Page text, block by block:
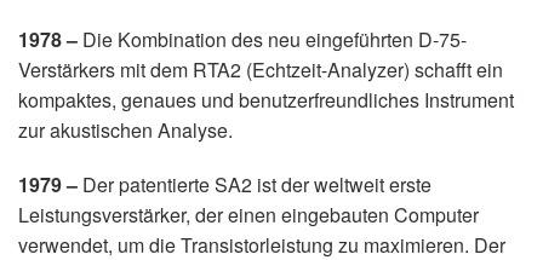
1978 – Die Kombination des neu eingeführten D-75-
Verstärkers mit dem RTA2 (Echtzeit-Analyzer) schafft ein
kompaktes, genaues und benutzerfreundliches Instrument
zur akustischen Analyse.
1979 – Der patentierte SA2 ist der weltweit erste
Leistungsverstärker, der einen eingebauten Computer
verwendet, um die Transistorleistung zu maximieren. Der